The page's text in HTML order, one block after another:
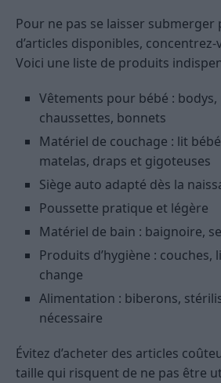
Pour ne pas se laisser
d’articles disponibles, concentrez-
Voici une liste de produits
Vêtements pour bébé : bodys,
chaussettes, bonnets
Matériel de couchage : lit
matelas, draps et gigoteuses
Siège auto adapté dès la
Poussette pratique et légère
Matériel de bain : baignoire,
Produits d’hygiène : couches,
change
Alimentation : biberons,
nécessaire
Évitez d’acheter des articles
taille qui risquent de ne pas être